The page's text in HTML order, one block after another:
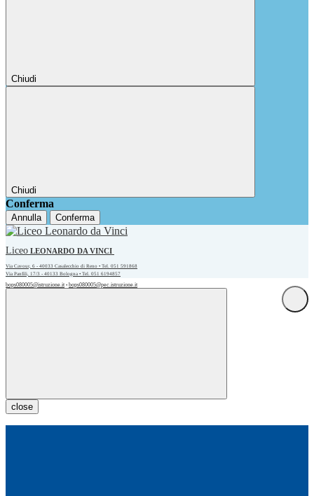
Chiudi
Chiudi
Conferma
Annulla Conferma
Liceo LEONARDO DA VINCI
Via Cavour, 6 - 40033 Casalecchio di Reno • Tel. 051 591868
Via Panfili, 17/3 - 40133 Bologna • Tel. 051 6194857
bops080005@istruzione.it • bops080005@pec.istruzione.it
close